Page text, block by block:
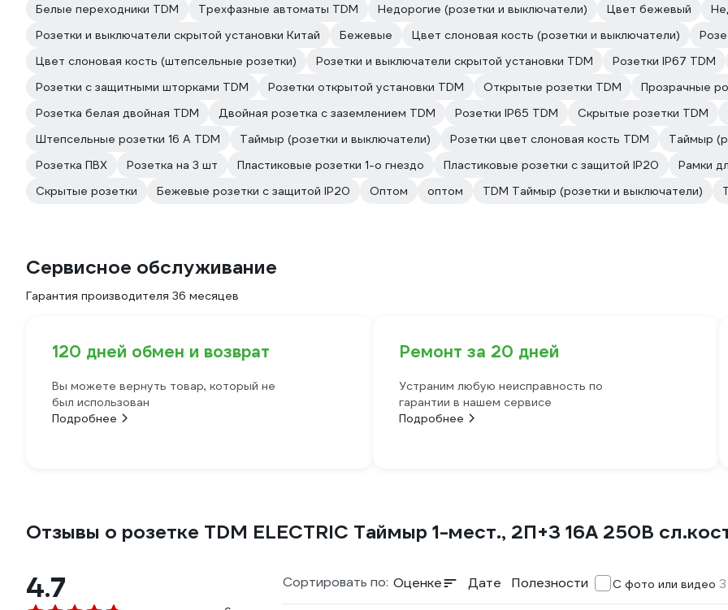
Белые переходники TDM
Трехфазные автоматы TDM Недорогие (розетки и выключатели) Цвет бежевый
Розетки и выключатели скрытой установки Китай
Бежевые Цвет слоновая кость (розетки и выключатели)
Цвет слоновая кость (штепсельные розетки)
Розетки и выключатели скрытой установки TDM
Розетки IP67 TDM
Розетки с защитными шторками TDM
Розетки открытой установки TDM Открытые розетки TDM
Прозрачные
Розетка белая двойная TDM
Двойная розетка с заземлением TDM Розетки IP65 TDM
Скрытые розетки TDM
Штепсельные розетки 16 А TDM
Таймыр (розетки и выключатели) Розетки цвет слоновая кость TDM
Таймыр
Розетка ПВХ
Розетка на 3 шт Пластиковые розетки 1-о гнездо Пластиковые розетки с защитой IP20
Рамки
Скрытые розетки
Бежевые розетки с защитой IP20 Оптом оптом TDM Таймыр (розетки и выключатели)
Сервисное обслуживание
Гарантия производителя 36 месяцев
120 дней обмен и возврат
Вы можете вернуть товар, который не
был использован
Подробнее
Ремонт за 20 дней
Устраним любую неисправность по
гарантии в нашем сервисе
Подробнее
Отзывы о розетке TDM ELECTRIC Таймыр 1-мест., 2П+З 16А 250В
4.7 Сортировать по: Оценке Дате Полезности С фото или видео 3